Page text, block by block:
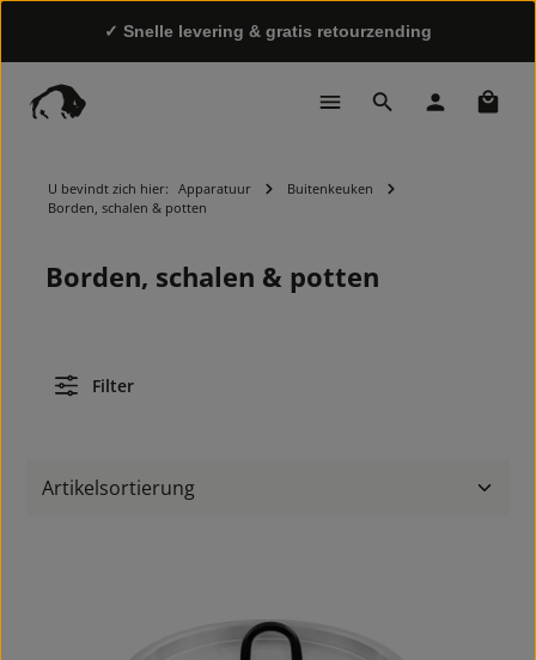
U bevindt zich hier: Apparatuur
Buitenkeuken
Borden, schalen & potten
Borden, schalen & potten
Filter